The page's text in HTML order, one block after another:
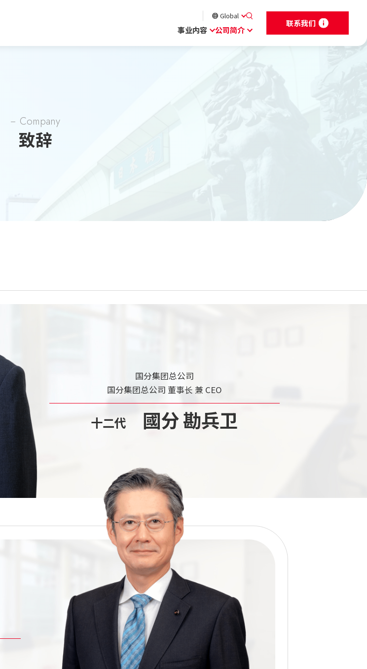
Global
事业内容 公司简介
联系我们
Company
致辞
国分集团总公司
国分集团总公司 董事长 兼 CEO
十二代 國分 勘兵卫